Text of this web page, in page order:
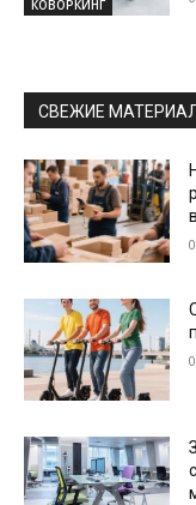
КОВОРКИНГ
СВЕЖИЕ